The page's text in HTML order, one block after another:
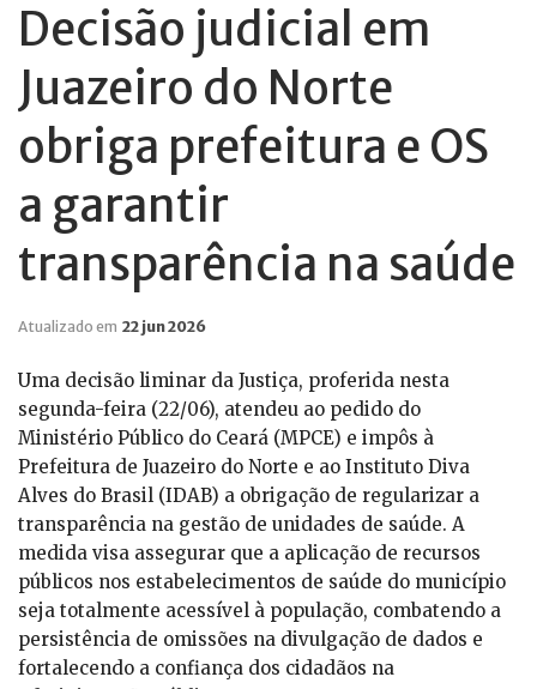
Decisão judicial em
Juazeiro do Norte
obriga prefeitura e OS
a garantir
transparência na saúde
Atualizado em 22 jun 2026
Uma decisão liminar da Justiça, proferida nesta
segunda-feira (22/06), atendeu ao pedido do
Ministério Público do Ceará (MPCE) e impôs à
Prefeitura de Juazeiro do Norte e ao Instituto Diva
Alves do Brasil (IDAB) a obrigação de regularizar a
transparência na gestão de unidades de saúde. A
medida visa assegurar que a aplicação de recursos
públicos nos estabelecimentos de saúde do município
seja totalmente acessível à população, combatendo a
persistência de omissões na divulgação de dados e
fortalecendo a confiança dos cidadãos na